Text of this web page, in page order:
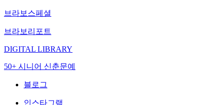
브라보스페셜
브라보리포트
DIGITAL LIBRARY
50+ 시니어 신춘문예
블로그
인스타그램